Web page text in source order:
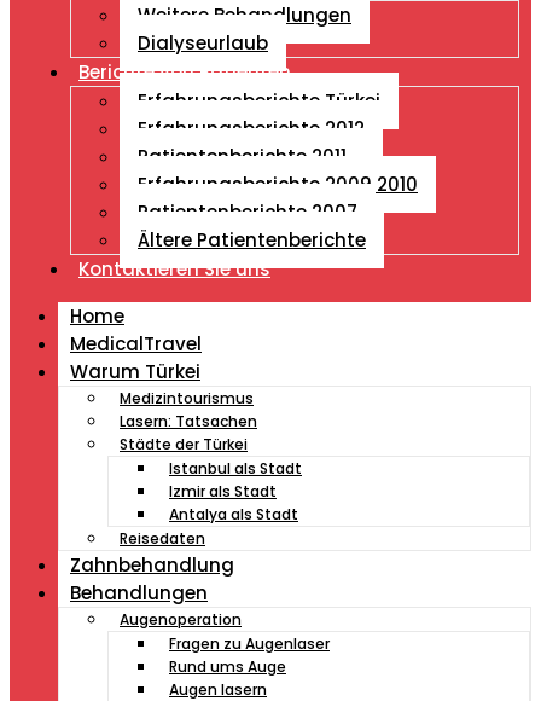
Weitere Behandlungen
Dialyseurlaub
Berichte von Patienten
Erfahrungsberichte Türkei
Erfahrungsberichte 2012
Patientenberichte 2011
Erfahrungsberichte 2009 2010
Patientenberichte 2007
Ältere Patientenberichte
Kontaktieren Sie uns
Home
MedicalTravel
Warum Türkei
Medizintourismus
Lasern: Tatsachen
Städte der Türkei
Istanbul als Stadt
Izmir als Stadt
Antalya als Stadt
Reisedaten
Zahnbehandlung
Behandlungen
Augenoperation
Fragen zu Augenlaser
Rund ums Auge
Augen lasern